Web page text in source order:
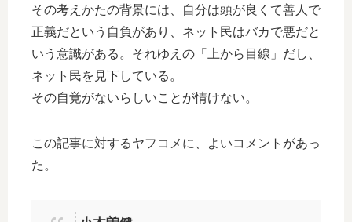
その考えかたの背景には、自分は頭が良くて善人で
正義だという自負があり、ネット民はバカで悪だと
いう意識がある。それゆえの「上から目線」だし、
ネット民を見下している。
その自覚がないらしいことが情けない。
この記事に対するヤフコメに、よいコメントがあっ
た。